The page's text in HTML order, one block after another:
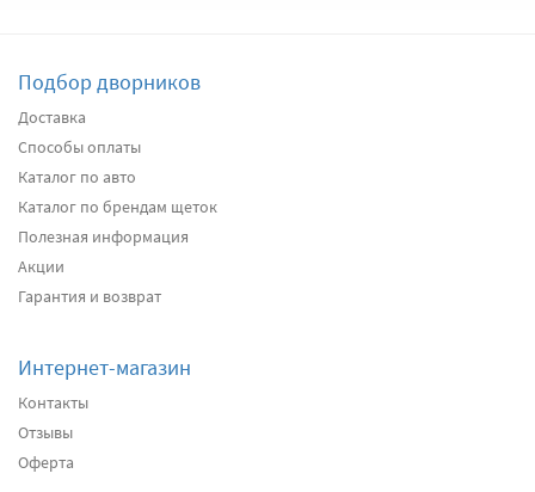
Подбор дворников
Доставка
Способы оплаты
Каталог по авто
Каталог по брендам щеток
Полезная информация
Акции
Гарантия и возврат
Интернет-магазин
Контакты
Отзывы
Оферта